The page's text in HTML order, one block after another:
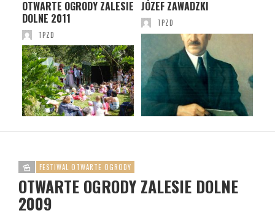
OTWARTE OGRODY ZALESIE
DOLNE 2011
TPZD
JÓZEF ZAWADZKI
TPZD
FESTIWAL OTWARTE OGRODY
OTWARTE OGRODY ZALESIE DOLNE
2009